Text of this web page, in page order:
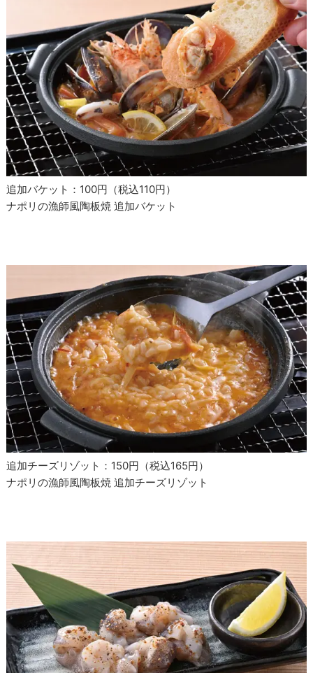
追加バケット：100円（税込110円）
ナポリの漁師風陶板焼 追加バケット
追加チーズリゾット：150円（税込165円）
ナポリの漁師風陶板焼 追加チーズリゾット